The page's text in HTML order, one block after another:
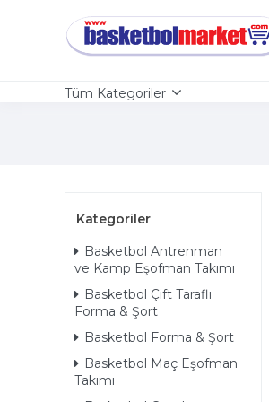
Tüm Kategoriler
Kategoriler
Basketbol Antrenman
ve Kamp Eşofman Takımı
Basketbol Çift Taraflı
Forma & Şort
Basketbol Forma & Şort
Basketbol Maç Eşofman
Takımı